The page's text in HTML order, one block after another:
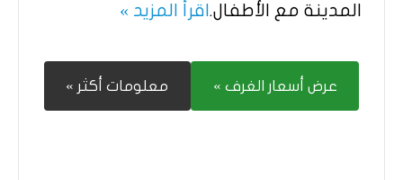
المدينة مع الأطفال. اقرأ المزيد »
عرض أسعار الغرف » معلومات أكثر »